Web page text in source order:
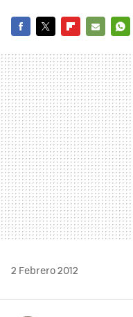
MAIL
2 Febrero 2012